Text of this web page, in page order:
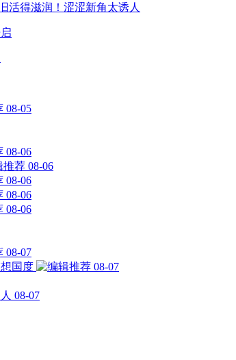
活得滋润！涩涩新角太诱人
08-05
08-06
08-06
08-06
08-06
08-06
08-07
国度
08-07
08-07